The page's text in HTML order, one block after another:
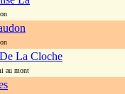
La Cloche
au mont